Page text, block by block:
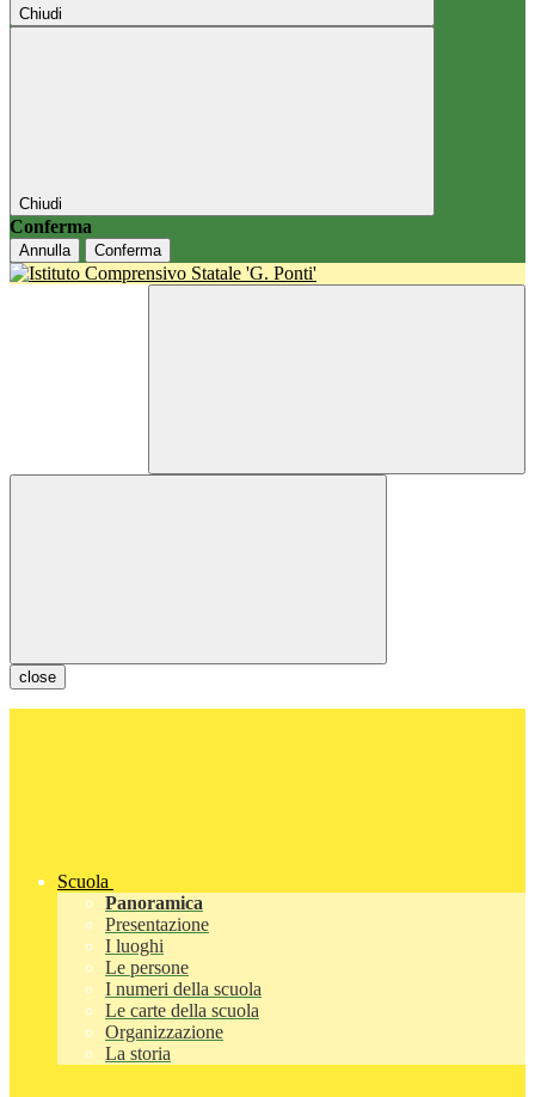
Chiudi
Chiudi
Conferma
Annulla Conferma
close
Scuola
Panoramica
Presentazione
I luoghi
Le persone
I numeri della scuola
Le carte della scuola
Organizzazione
La storia